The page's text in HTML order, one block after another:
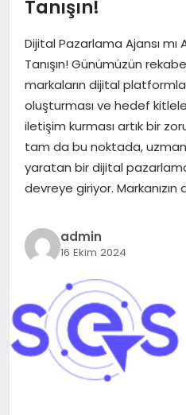
SAĞLIK
SPOR
TEKNOLOJI
YAŞAM
GÜNDEM
Tanışın!
Dijital Pazarlama Ajansı mı
Tanışın! Günümüzün
markaların dijital
oluşturması ve hedef
iletişim kurması artık bir
tam da bu noktada,
yaratan bir dijital
devreye giriyor.
admin
16 Ekim 2024